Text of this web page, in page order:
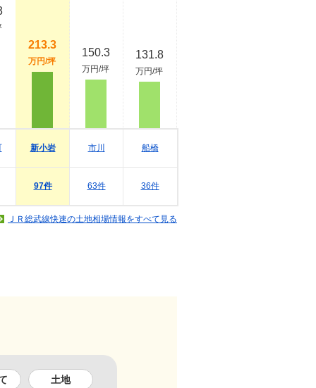
213.3
万円/坪
新小岩
97件
150.3
万円/坪
市川
63件
131.8
万円/坪
船橋
36件
ＪＲ総武線快速の土地相場情報をすべて見る
土地